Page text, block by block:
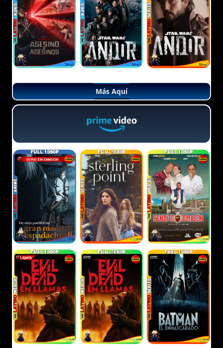
Más Aquí